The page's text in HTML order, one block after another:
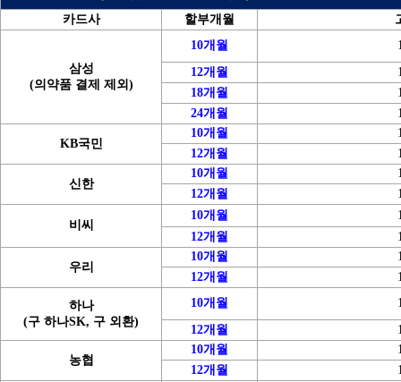
카드사
할부개월
삼성
(의약품 결제 제외)
10개월
12개월
18개월
24개월
KB국민
10개월
12개월
신한
10개월
12개월
비씨
10개월
12개월
우리
10개월
12개월
하나
(구 하나SK, 구 외환)
10개월
12개월
농협
10개월
12개월